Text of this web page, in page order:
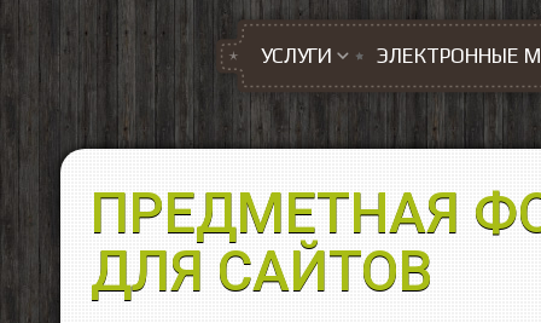
УСЛУГИ ЭЛЕКТРОННЫЕ
ПРЕДМЕТНАЯ
ДЛЯ САЙТОВ